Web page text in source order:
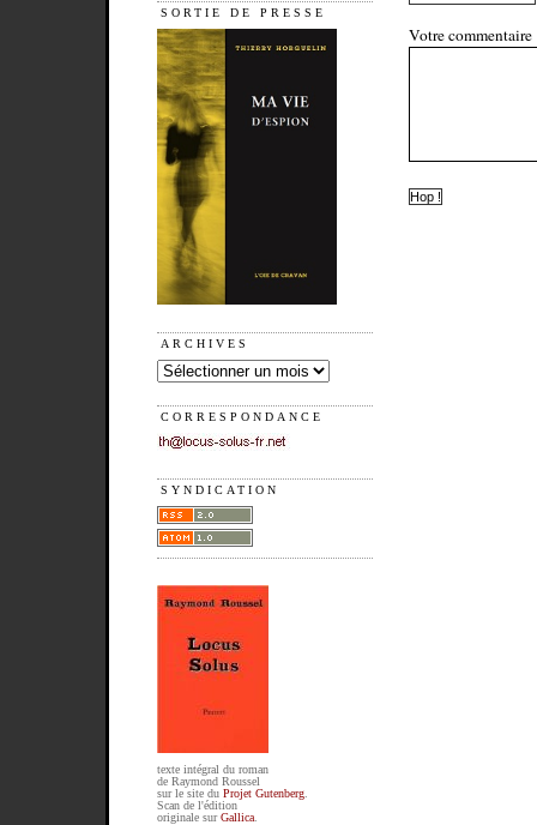
SORTIE DE PRESSE
ARCHIVES
CORRESPONDANCE
SYNDICATION
texte intégral du roman
de Raymond Roussel
sur le site du Projet Gutenberg.
Scan de l'édition
originale surGallica.
Votre commentaire